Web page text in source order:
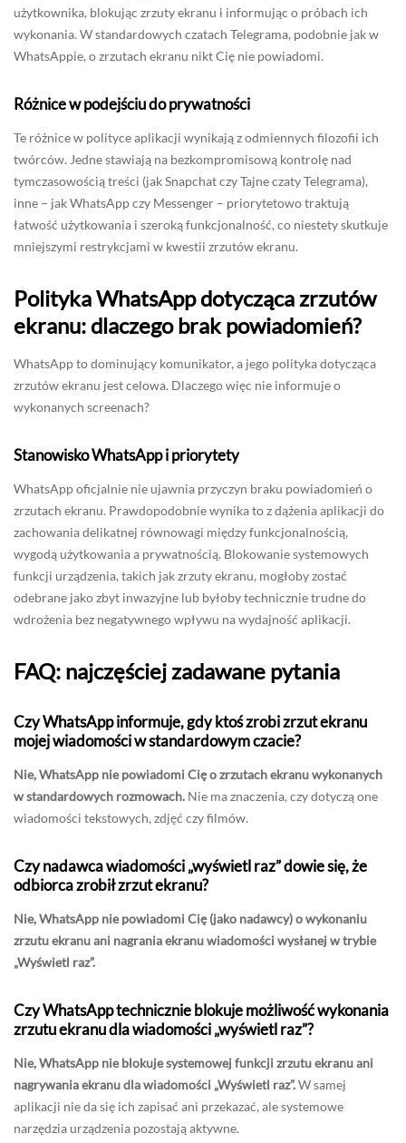
użytkownika, blokując zrzuty ekranu i informując o próbach ich
wykonania. W standardowych czatach Telegrama, podobnie jak w
WhatsAppie, o zrzutach ekranu nikt Cię nie powiadomi.
Różnice w podejściu do prywatności
Te różnice w polityce aplikacji wynikają z odmiennych filozofii ich
twórców. Jedne stawiają na bezkompromisową kontrolę nad
tymczasowością treści (jak Snapchat czy Tajne czaty Telegrama),
inne – jak WhatsApp czy Messenger – priorytetowo traktują
łatwość użytkowania i szeroką funkcjonalność, co niestety skutkuje
mniejszymi restrykcjami w kwestii zrzutów ekranu.
Polityka WhatsApp dotycząca zrzutów
ekranu: dlaczego brak powiadomień?
WhatsApp to dominujący komunikator, a jego polityka dotycząca
zrzutów ekranu jest celowa. Dlaczego więc nie informuje o
wykonanych screenach?
Stanowisko WhatsApp i priorytety
WhatsApp oficjalnie nie ujawnia przyczyn braku powiadomień o
zrzutach ekranu. Prawdopodobnie wynika to z dążenia aplikacji do
zachowania delikatnej równowagi między funkcjonalnością,
wygodą użytkowania a prywatnością. Blokowanie systemowych
funkcji urządzenia, takich jak zrzuty ekranu, mogłoby zostać
odebrane jako zbyt inwazyjne lub byłoby technicznie trudne do
wdrożenia bez negatywnego wpływu na wydajność aplikacji.
FAQ: najczęściej zadawane pytania
Czy WhatsApp informuje, gdy ktoś zrobi zrzut ekranu
mojej wiadomości w standardowym czacie?
Nie, WhatsApp nie powiadomi Cię o zrzutach ekranu wykonanych
w standardowych rozmowach. Nie ma znaczenia, czy dotyczą one
wiadomości tekstowych, zdjęć czy filmów.
Czy nadawca wiadomości „wyświetl raz” dowie się, że
odbiorca zrobił zrzut ekranu?
Nie, WhatsApp nie powiadomi Cię (jako nadawcy) o wykonaniu
zrzutu ekranu ani nagrania ekranu wiadomości wysłanej w trybie
„Wyświetl raz”.
Czy WhatsApp technicznie blokuje możliwość wykonania
zrzutu ekranu dla wiadomości „wyświetl raz”?
Nie, WhatsApp nie blokuje systemowej funkcji zrzutu ekranu ani
nagrywania ekranu dla wiadomości „Wyświetl raz”.W samej
aplikacji nie da się ich zapisać ani przekazać, ale systemowe
narzędzia urządzenia pozostają aktywne.